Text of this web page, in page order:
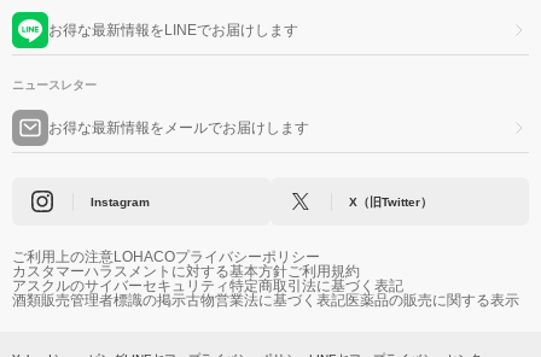
お得な最新情報をLINEでお届けします
ニュースレター
お得な最新情報をメールでお届けします
Instagram X（旧Twitter）
ご利用上の注意LOHACOプライバシーポリシー
カスタマーハラスメントに対する基本方針ご利用規約
アスクルのサイバーセキュリティ特定商取引法に基づく表記
酒類販売管理者標識の掲示古物営業法に基づく表記医薬品の販売に関する表示